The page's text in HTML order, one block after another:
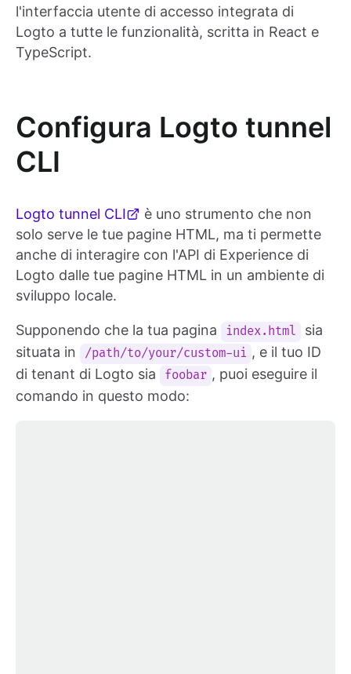
l'interfaccia utente di accesso integrata di
Logto a tutte le funzionalità, scritta in React e
TypeScript.
Configura Logto tunnel
CLI
Logto tunnel CLI
è uno strumento che non
solo serve le tue pagine HTML, ma ti permette
anche di interagire con l'API di Experience di
Logto dalle tue pagine HTML in un ambiente di
sviluppo locale.
Supponendo che la tua pagina index.html
sia
situata in
/path/to/your/custom-ui , e il tuo ID
di tenant di Logto sia
foobar , puoi eseguire il
comando in questo modo: